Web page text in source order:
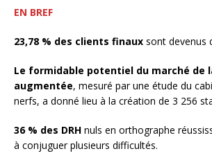
EN BREF
23,78 % des clients finaux sont devenus
Le formidable potentiel du marché de
augmentée, mesuré par une étude du
nerfs, a donné lieu à la création de 3 256
36 % des DRH nuls en orthographe
à conjuguer plusieurs difficultés.